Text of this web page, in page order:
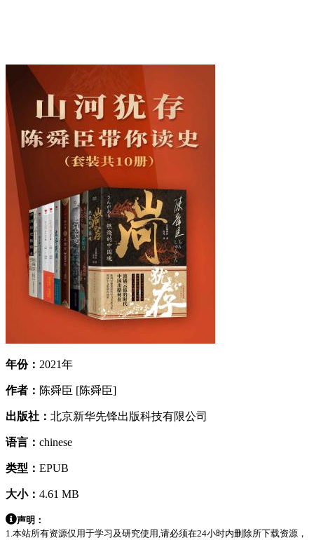
年份： 2021年
作者： 陈舜臣 [陈舜臣]
出版社： 北京新华先锋出版科技有限公司
语言： chinese
类型： EPUB
大小： 4.61 MB
声明：
1.本站所有资源仅用于学习及研究使用,请必须在24小时内删除所下载资源，